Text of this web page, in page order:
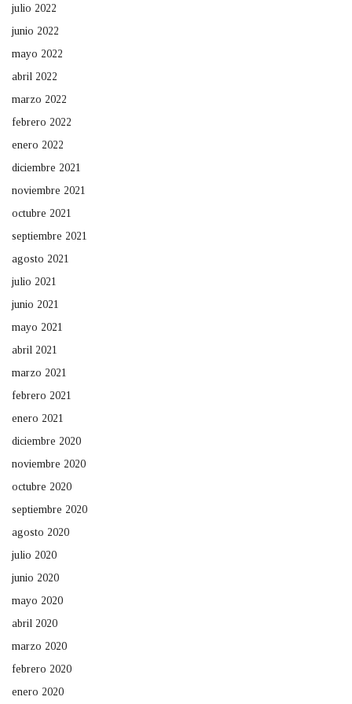
julio 2022
junio 2022
mayo 2022
abril 2022
marzo 2022
febrero 2022
enero 2022
diciembre 2021
noviembre 2021
octubre 2021
septiembre 2021
agosto 2021
julio 2021
junio 2021
mayo 2021
abril 2021
marzo 2021
febrero 2021
enero 2021
diciembre 2020
noviembre 2020
octubre 2020
septiembre 2020
agosto 2020
julio 2020
junio 2020
mayo 2020
abril 2020
marzo 2020
febrero 2020
enero 2020